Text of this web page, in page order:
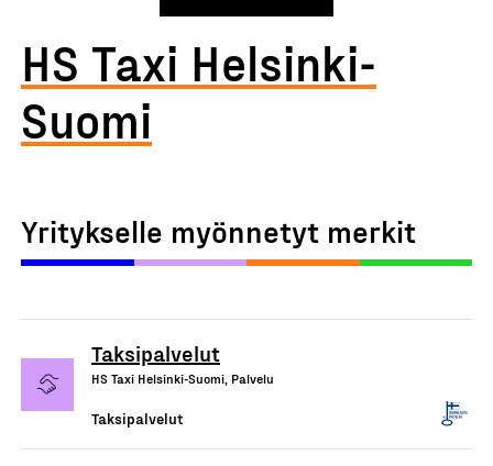
HS Taxi Helsinki-
Suomi
Yritykselle myönnetyt merkit
Taksipalvelut
HS Taxi Helsinki-Suomi, Palvelu
Taksipalvelut